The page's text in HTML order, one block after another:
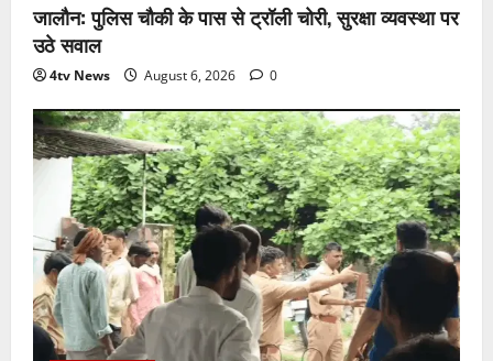
जालौन: पुलिस चौकी के पास से ट्रॉली चोरी, सुरक्षा व्यवस्था पर
उठे सवाल
4tv News August 6, 2026 0